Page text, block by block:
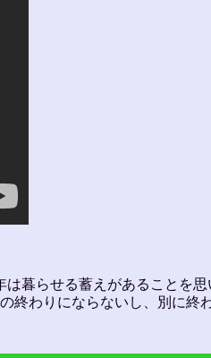
暮らせる蓄えがあることを思
わりにならないし、別に終